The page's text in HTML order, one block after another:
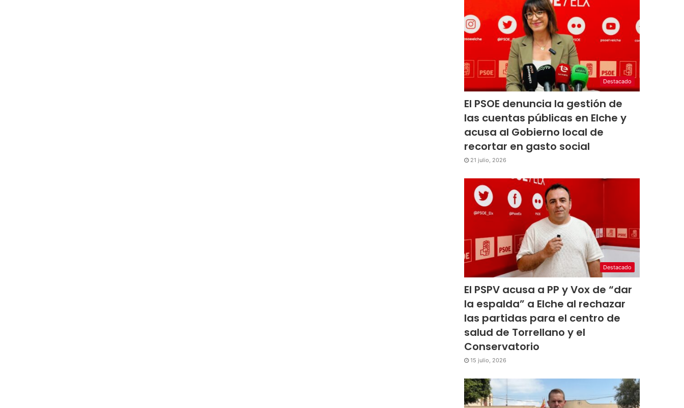
Destacado
El PSOE denuncia la gestión de
las cuentas públicas en Elche y
acusa al Gobierno local de
recortar en gasto social
21 julio, 2026
Destacado
El PSPV acusa a PP y Vox de “dar
la espalda” a Elche al rechazar
las partidas para el centro de
salud de Torrellano y el
Conservatorio
15 julio, 2026